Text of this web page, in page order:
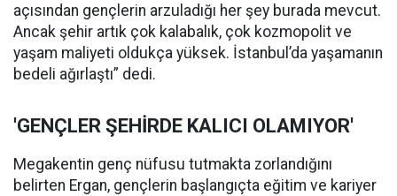
açısından gençlerin arzuladığı her şey burada mevcut.
Ancak şehir artık çok kalabalık, çok kozmopolit ve
yaşam maliyeti oldukça yüksek. İstanbul’da yaşamanın
bedeli ağırlaştı” dedi.
'GENÇLER ŞEHİRDE KALICI OLAMIYOR'
Megakentin genç nüfusu tutmakta zorlandığını
belirten Ergan, gençlerin başlangıçta eğitim ve kariyer